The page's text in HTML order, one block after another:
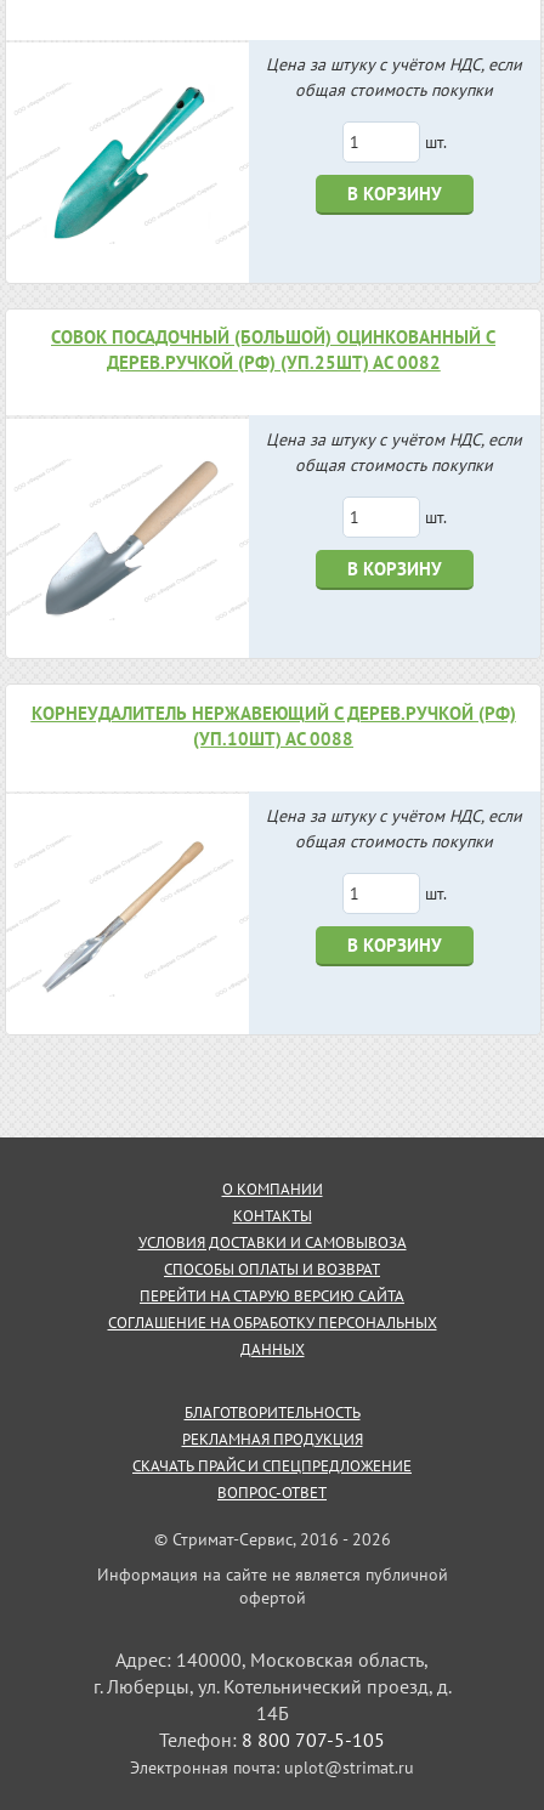
Цена за штуку с учётом НДС, если
общая стоимость покупки
шт.
В КОРЗИНУ
СОВОК ПОСАДОЧНЫЙ (БОЛЬШОЙ) ОЦИНКОВАННЫЙ С
ДЕРЕВ.РУЧКОЙ (РФ) (УП.25ШТ) АС 0082
Цена за штуку с учётом НДС, если
общая стоимость покупки
шт.
В КОРЗИНУ
КОРНЕУДАЛИТЕЛЬ НЕРЖАВЕЮЩИЙ С ДЕРЕВ.РУЧКОЙ (РФ)
(УП.10ШТ) АС 0088
Цена за штуку с учётом НДС, если
общая стоимость покупки
шт.
В КОРЗИНУ
О КОМПАНИИ
КОНТАКТЫ
УСЛОВИЯ ДОСТАВКИ И САМОВЫВОЗА
СПОСОБЫ ОПЛАТЫ И ВОЗВРАТ
ПЕРЕЙТИ НА СТАРУЮ ВЕРСИЮ САЙТА
СОГЛАШЕНИЕ НА ОБРАБОТКУ ПЕРСОНАЛЬНЫХ
ДАННЫХ
БЛАГОТВОРИТЕЛЬНОСТЬ
РЕКЛАМНАЯ ПРОДУКЦИЯ
СКАЧАТЬ ПРАЙС И СПЕЦПРЕДЛОЖЕНИЕ
ВОПРОС-ОТВЕТ
© Стримат-Сервис, 2016 - 2026
Информация на сайте не является публичной
офертой
Адрес: 140000, Московская область,
г. Люберцы, ул. Котельнический проезд, д.
14Б
Телефон: 8 800 707-5-105
Электронная почта: uplot@strimat.ru